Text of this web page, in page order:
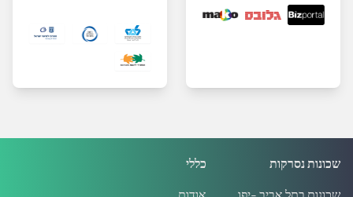
כללי
שכונות נסרקות